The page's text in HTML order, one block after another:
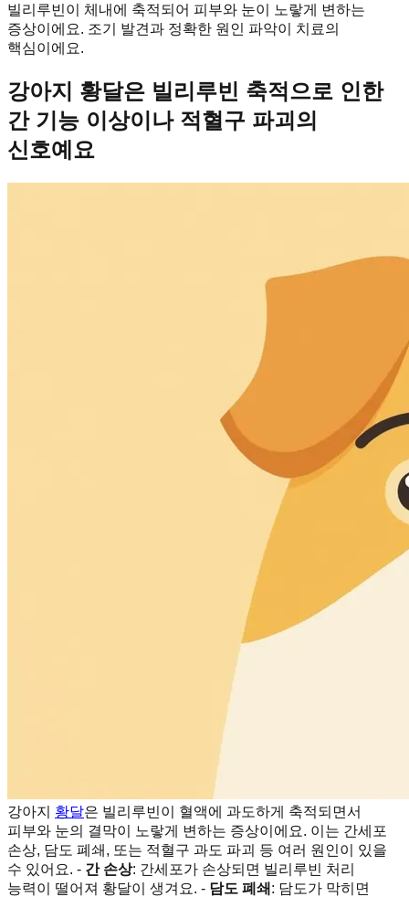
빌리루빈이 체내에 축적되어 피부와 눈이 노랗게 변하는
증상이에요. 조기 발견과 정확한 원인 파악이 치료의
핵심이에요.
강아지 황달은 빌리루빈 축적으로 인한
간 기능 이상이나 적혈구 파괴의
신호예요
강아지 황달은 빌리루빈이 혈액에 과도하게 축적되면서
피부와 눈의 결막이 노랗게 변하는 증상이에요. 이는 간세포
손상, 담도 폐쇄, 또는 적혈구 과도 파괴 등 여러 원인이 있을
수 있어요. - 간 손상: 간세포가 손상되면 빌리루빈 처리
능력이 떨어져 황달이 생겨요. - 담도 폐쇄 : 담도가 막히면